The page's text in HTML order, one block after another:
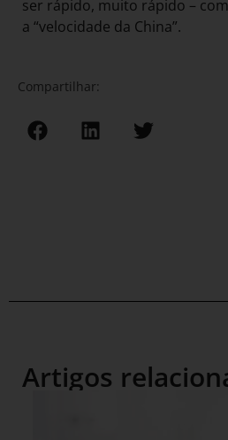
ser rápido, muito rápido –
a “velocidade da China”.
Compartilhar:
Artigos